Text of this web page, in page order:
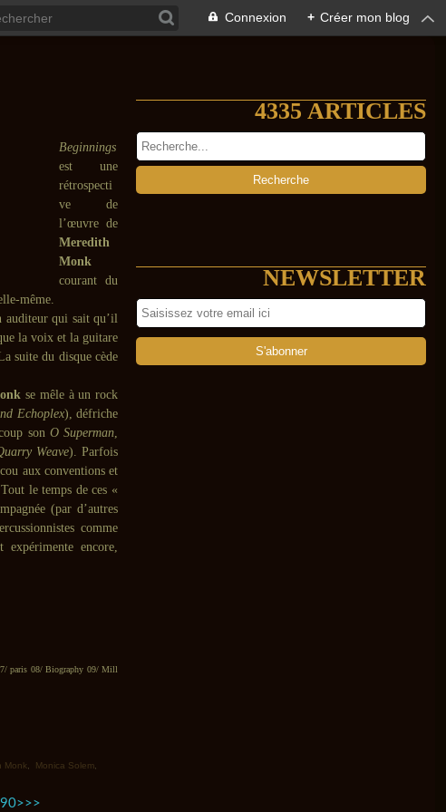
Connexion + Créer mon blog
Beginnings
est une
rétrospecti
ve de
l’œuvre de
Meredith
Monk
courant du
même.
auditeur qui sait qu’il
la voix et la guitare
suite du disque cède
se mêle à un rock
Echoplex), défriche
son O Superman,
Weave). Parfois
aux conventions et
le temps de ces «
(par d’autres
comme
expérimente encore,
paris 08/ Biography 09/ Mill
Monk Monica Solem
>>>
4335 ARTICLES
NEWSLETTER